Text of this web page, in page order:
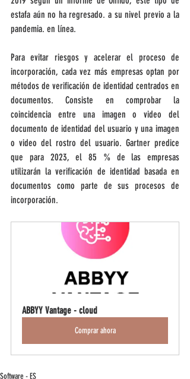
estafa aún no ha regresado. a su nivel previo a la
pandemia. en línea.
Para evitar riesgos y acelerar el proceso de
incorporación, cada vez más empresas optan por
métodos de verificación de identidad centrados en
documentos. Consiste en comprobar la
coincidencia entre una imagen o video del
documento de identidad del usuario y una imagen
o video del rostro del usuario. Gartner predice
que para 2023, el 85 % de las empresas
utilizarán la verificación de identidad basada en
documentos como parte de sus procesos de
incorporación.
ABBYY Vantage - cloud
Comprar ahora
Software - ES